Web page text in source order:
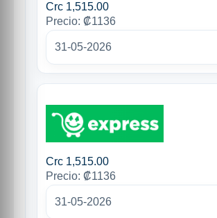
Crc 1,515.00
Precio: ₡1136
31-05-2026
Crc 1,515.00
Precio: ₡1136
31-05-2026